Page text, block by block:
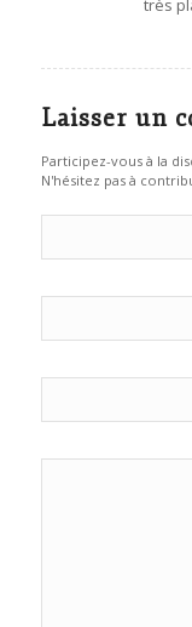
Laisser un
Participez-vous à la
N'hésitez pas à